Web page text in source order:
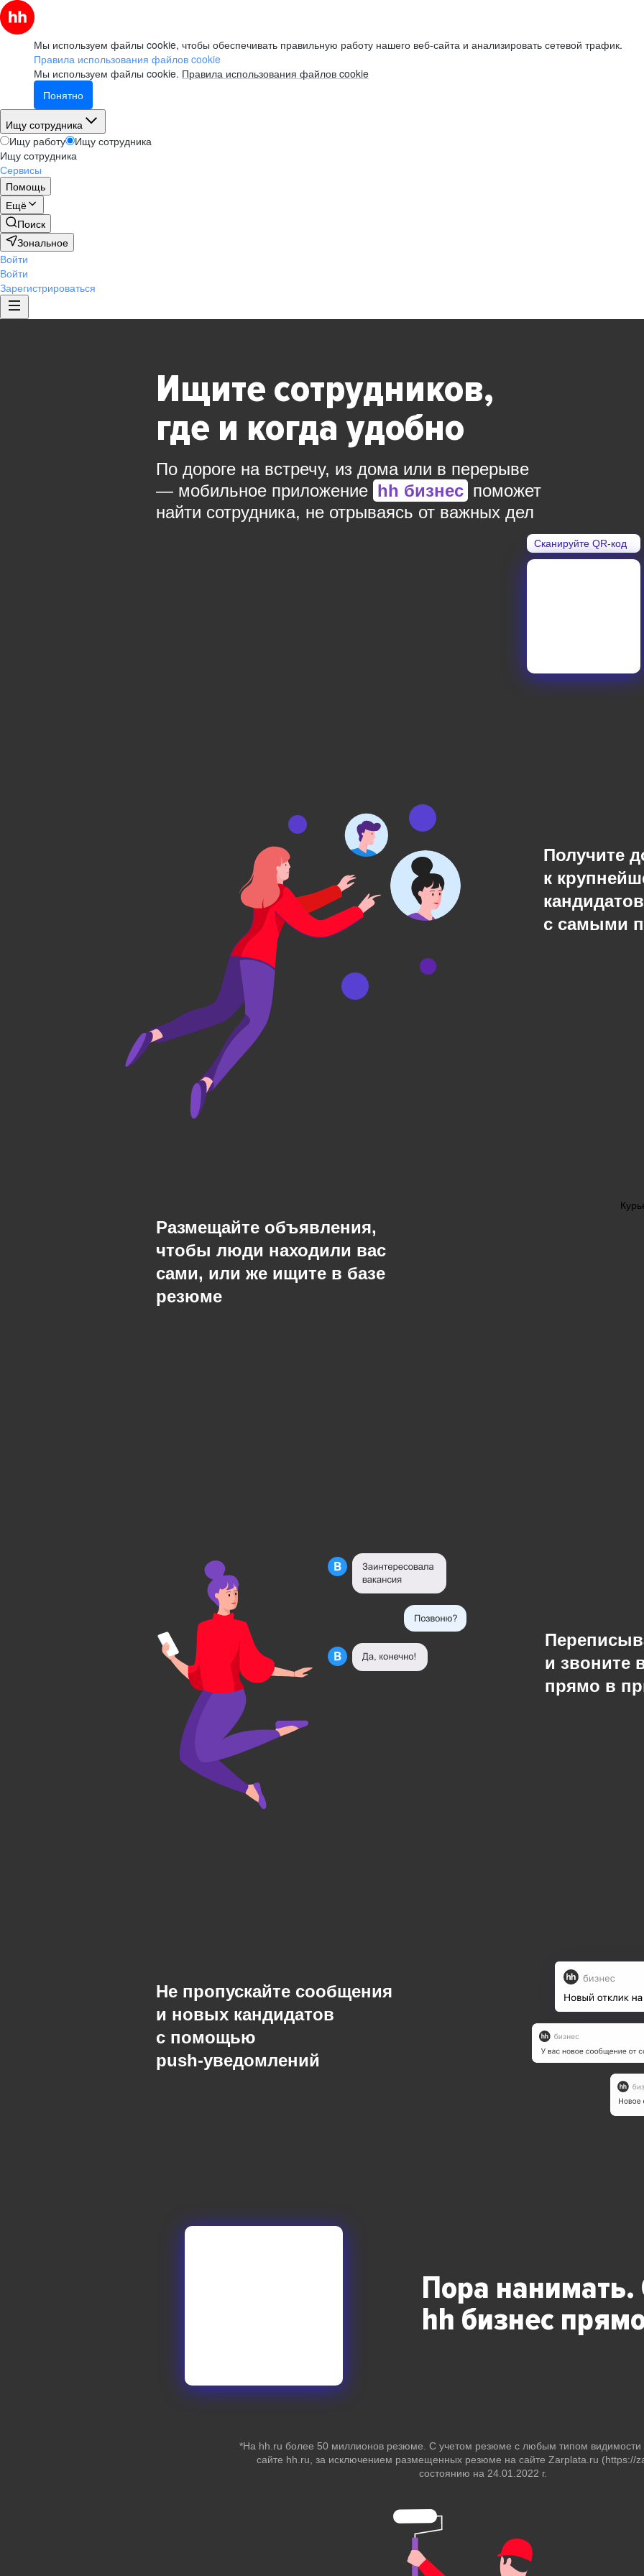
Мы используем файлы cookie, чтобы обеспечивать правильную работу нашего веб-сайта и анализировать сетевой трафик.
Правила использования файлов cookie
Мы используем файлы cookie. Правила использования файлов cookie
Понятно
Ищу сотрудника
Ищу работу
Ищу сотрудника
Ищу сотрудника
Сервисы
Помощь
Ещё
Поиск
Зональное
Войти
Войти
Зарегистрироваться
Ищите сотрудников,
где и когда удобно
По дороге на встречу, из дома или в перерыве
— мобильное приложение hh бизнес поможет
найти сотрудника, не отрываясь от важных дел
Сканируйте QR-код
Получите
к
с самыми
Размещайте объявления,
чтобы люди находили вас
сами, или же ищите в базе
резюме
и звоните
прямо в
Не пропускайте сообщения
и новых кандидатов
с помощью
push-уведомлений
Пора нанимать.
hh бизнес
*На hh.ru более 50 миллионов резюме. С учетом резюме с любым типом
сайте hh.ru, за исключением размещенных резюме на сайте Zarplata.ru (https://
состоянию на 24.01.2022 г.